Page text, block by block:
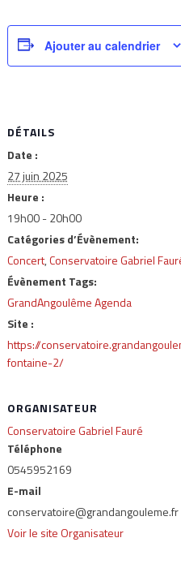
Ajouter au calendrier
DÉTAILS
Date :
27 juin 2025
Heure :
19h00 - 20h00
Catégories d’Évènement:
Concert,Conservatoire Gabriel
Évènement Tags:
GrandAngoulême Agenda
Site :
https://
fontaine-2/
ORGANISATEUR
Conservatoire Gabriel Fauré
Téléphone
0545952169
E-mail
conservatoire@grandangouleme.fr
Voir le site Organisateur